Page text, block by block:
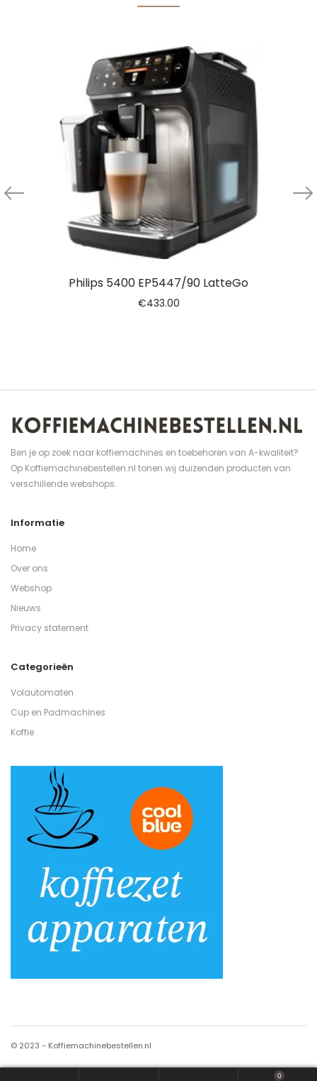
Philips 5400 EP5447/90 LatteGo
€433.00
Ben je op zoek naar koffiemachines en toebehoren van A-kwaliteit?
Op Koffiemachinebestellen.nl tonen wij duizenden producten van
verschillende webshops.
Informatie
Home
Over ons
Webshop
Nieuws
Privacy statement
Categorieën
Volautomaten
Cup en Padmachines
Koffie
© 2023 - Koffiemachinebestellen.nl
0